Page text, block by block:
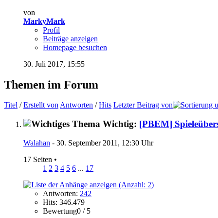
von
MarkyMark
Profil
Beiträge anzeigen
Homepage besuchen
30. Juli 2017, 15:55
Themen im Forum
Titel /Erstellt vonAntworten /Hits Letzter Beitrag von
Wichtig: [PBEM]
Walahan - 30. September 2011, 12:30 Uhr
17 Seiten •
1 2 3 4 5 6 ... 17
Antworten: 242
Hits: 346.479
Bewertung0 / 5